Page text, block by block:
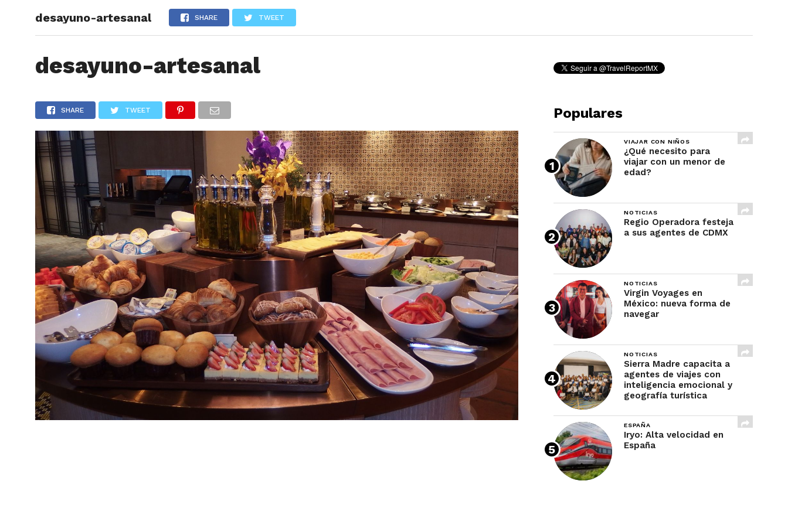
ARTÍCULOS
desayuno-artesanal SHARE TWEET
desayuno-artesanal
SHARE TWEET Populares
VIAJAR CON NIÑOS
¿Qué necesito para
viajar con un menor de
edad?
NOTICIAS
Regio Operadora festeja
a sus agentes de CDMX
NOTICIAS
Virgin Voyages en
México: nueva forma de
navegar
NOTICIAS
Sierra Madre capacita a
agentes de viajes con
inteligencia emocional y
geografía turística
ESPAÑA
Iryo: Alta velocidad en
España